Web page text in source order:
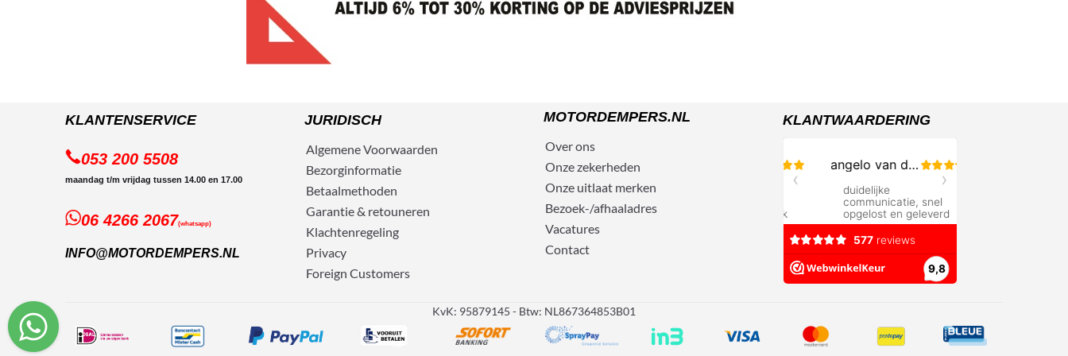
KLANTENSERVICE
053 200 5508
maandag t/m vrijdag tussen 14.00 en 17.00
06 4266 2067(whatsapp)
INFO@MOTORDEMPERS.NL
JURIDISCH
AlgemeneVoorwaarden
Bezorginformatie
Betaalmethoden
Garantie & retouneren
Klachtenregeling
Privacy
Foreign Customers
MOTORDEMPERS.NL
Over ons
Onze zekerheden
Onze uitlaat merken
Bezoek-/afhaaladres
Vacatures
Contact
KLANTWAARDERING
KvK: 95879145 - Btw: NL867364853B01